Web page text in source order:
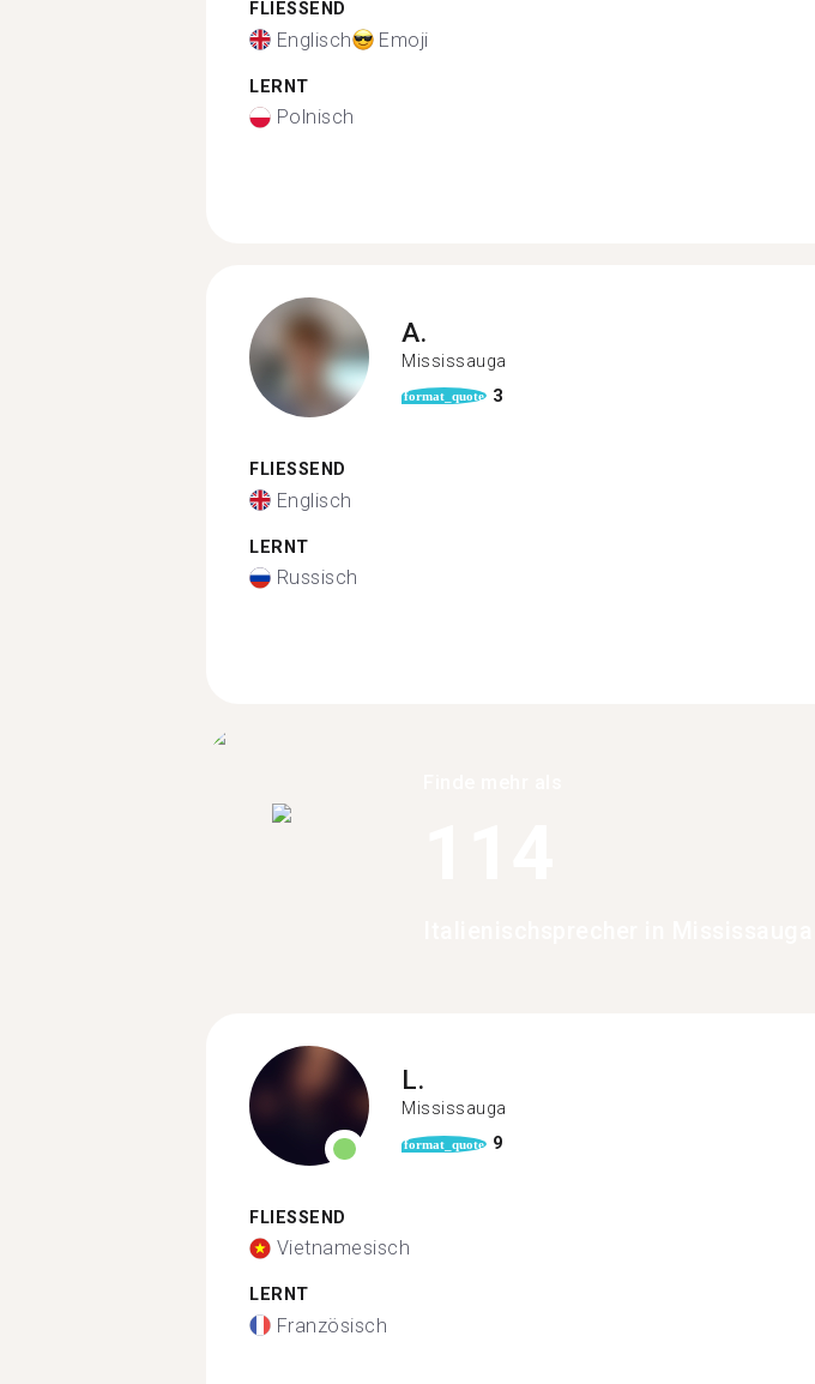
FLIESSEND
Englisch Emoji
LERNT
Polnisch
A.
Mississauga
format_quote 3
FLIESSEND
Englisch
LERNT
Russisch
L.
Mississauga
format_quote 9
FLIESSEND
Vietnamesisch
LERNT
Französisch